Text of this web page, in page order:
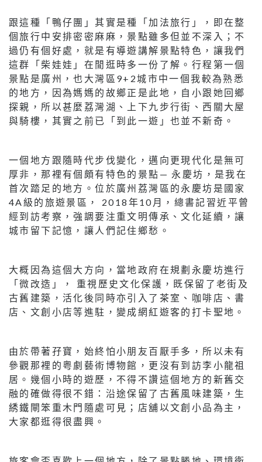
跟這種「鴨仔團」其實是種「加法旅行」，即在整
個旅行中安排密密麻麻，景點雖多但並不深入；不
過仍有個好處，就是有導遊講解景點特色，讓我們
這群「柴娃娃」在閒逛時多一份了解。行程第一個
景點是廣州，也大灣區9+2城市中一個我較為熟悉
的地方，因為媽媽的故鄉正是此地，自小跟她回鄉
探親，所以甚麼荔灣湖、上下九步行街、西關大屋
與騎樓，其實之前已「到此一遊」也並不新奇。
一個地方跟隨時代步伐變化，邁向更現代化是無可
厚非，那裡有個頗有特色的景點— 永慶坊，是我在
首次踏足的地方。位於廣州荔灣區的永慶坊是國家
4A級的旅遊景區， 2018年10月，總書記習近平曾
經到訪考察，強調要注重文明傳承、文化延續，讓
城市留下記憶，讓人們記住鄉愁。
大概因為這個大方向，當地政府在規劃永慶坊進行
「微改造」， 重視歷史文化保護，既保留了老街及
古舊建築，活化後同時亦引入了茶室、咖啡店、書
店、文創小店等進駐，變成網紅遊客的打卡聖地。
由於帶著孖寶，始終怕小朋友百厭手多，所以未有
參觀那裡的粤劇藝術博物館，更沒有到訪李小龍祖
居。幾個小時的遊歷，不得不讚這個地方的新舊交
融的確做得很不錯：沿途保留了古舊風味建築，生
綉鐵閘笨重木門隨處可見；店舖以文創小品為主，
大家都逛得很盡興。